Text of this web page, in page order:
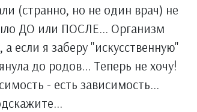
(странно, но не один врач) не
ДО или ПОСЛЕ... Организм
если я заберу "искусственную"
до родов... Теперь не хочу!
- есть зависимость...